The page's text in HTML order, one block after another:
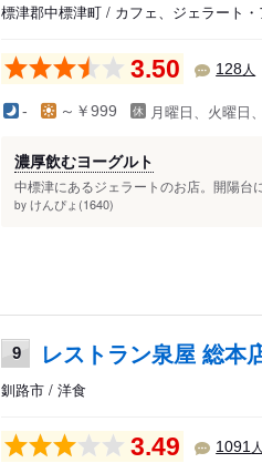
標津郡中標津町 / カフェ、ジェラート
3.50 128人
- ～￥999 月曜日、火曜日
濃厚飲むヨーグルト
中標津にあるジェラートのお店。開陽台
by けんぴょ(1640)
9 レストラン泉屋 総本
釧路市 / 洋食
3.49 1091 人